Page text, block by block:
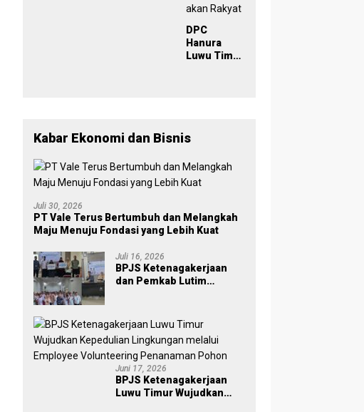
DPC
Hanura
Luwu Timur
Partai,
Tujuan
Mensejaht
erakan
Kabar Ekonomi dan Bisnis
Juli 30, 2026
PT Vale Terus Bertumbuh dan Melangkah
Maju Menuju Fondasi yang Lebih Kuat
Juli 16, 2026
BPJS Ketenagakerjaan
dan Pemkab Lutim
Serahkan Manfaat JKM Rp
84 Juta
Juni 17, 2026
BPJS Ketenagakerjaan
Luwu Timur Wujudkan